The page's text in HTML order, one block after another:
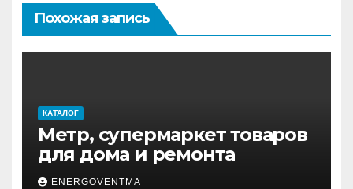
Похожая запись
КАТАЛОГ
Метр, супермаркет товаров
для дома и ремонта
ENERGOVENTMA